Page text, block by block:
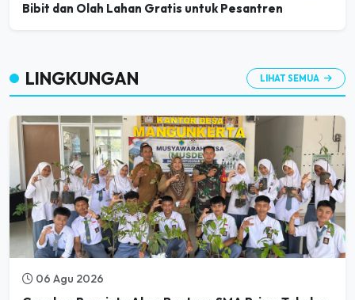
Bibit dan Olah Lahan Gratis untuk Pesantren
LINGKUNGAN LIHAT SEMUA
06 Agu 2026